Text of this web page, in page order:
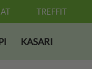
TREFFIT
KASARI